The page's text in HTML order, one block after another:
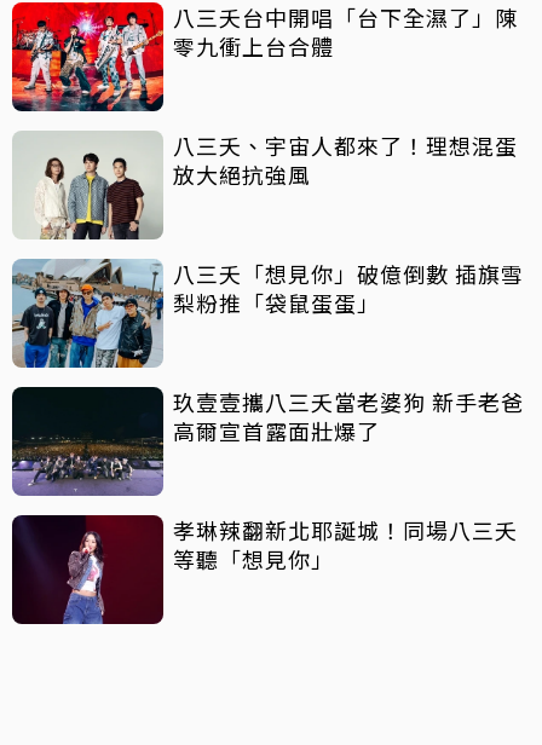
八三夭台中開唱「台下全濕了」陳
零九衝上台合體
八三夭、宇宙人都來了！理想混蛋
放大絕抗強風
八三夭「想見你」破億倒數 插旗雪
梨粉推「袋鼠蛋蛋」
玖壹壹攜八三夭當老婆狗 新手老爸
高爾宣首露面壯爆了
孝琳辣翻新北耶誕城！同場八三夭
等聽「想見你」